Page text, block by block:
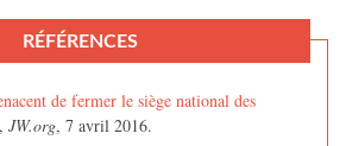
RÉFÉRENCES
de fermer le siège national des
, JW.org, 7 avril 2016.